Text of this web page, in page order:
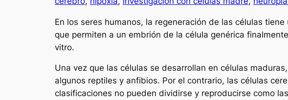
En los seres humanos, la regeneración de las células
que permiten a un embrión de la célula genérica
vitro.
Una vez que las células se desarrollan en células
algunos reptiles y anfibios. Por el contrario, las células
clasificaciones no pueden dividirse y reproducirse como